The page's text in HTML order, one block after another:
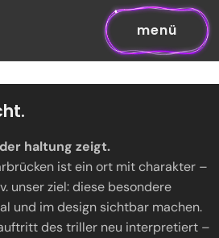
menü
haltung zeigt.
ist ein ort mit charakter –
unser ziel: diese besondere
und im design sichtbar machen.
des triller neu interpretiert –